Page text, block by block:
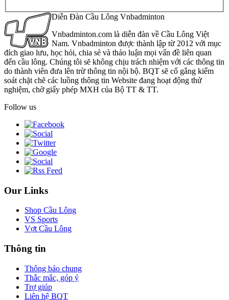
Diễn Đàn Cầu Lông Vnbadminton
Vnbadminton.com là diễn đàn về Cầu Lông Việt
Nam. Vnbadminton được thành lập từ 2012 với mục
đích giao lưu, học hỏi, chia sẻ và thảo luận mọi vấn đề liên quan
đến cầu lông. Chúng tôi sẽ không chịu trách nhiệm với các thông tin
do thành viên đưa lên trừ thông tin nội bộ. BQT sẽ cố gắng kiểm
soát chặt chẽ các luồng thông tin Website đang hoạt động thử
nghiệm, chờ giấy phép MXH của Bộ TT & TT.
Follow us
Our Links
Shop Cầu Lông
VS Sports
Vợt Cầu Lông
Thông tin
Thông báo chung
Thắc mắc, góp ý
Trợ giúp
Liên hệ BQT